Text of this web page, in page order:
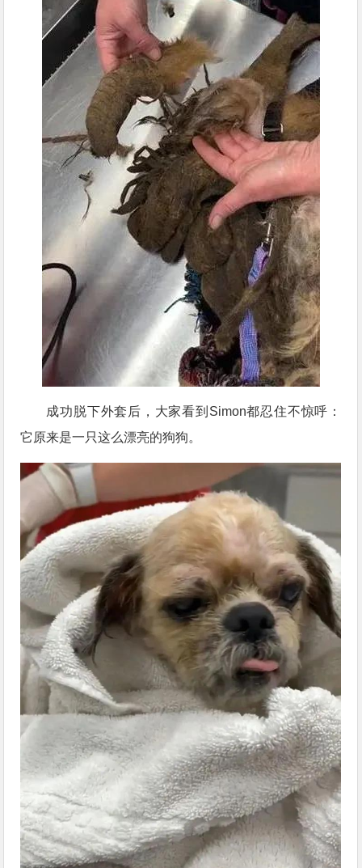
成功脱下外套后，大家看到Simon都忍住不惊呼：
它原来是一只这么漂亮的狗狗。